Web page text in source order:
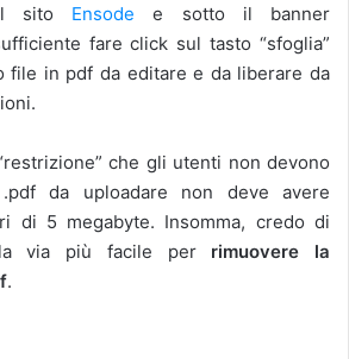
sito Ensode e sotto il banner
fare click sul tasto “sfoglia”
file in pdf da editare e da liberare da
che gli utenti non devono
da uploadare non deve avere
di 5 megabyte. Insomma, credo di
via più facile per rimuovere la
.